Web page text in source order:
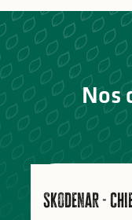
Nos
Skodenar -